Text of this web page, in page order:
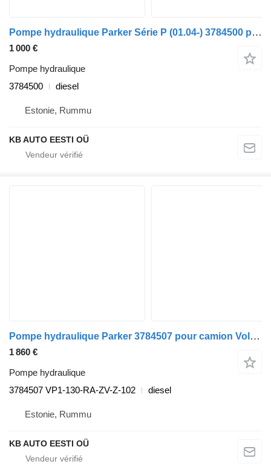
Pompe hydraulique Parker Série P (01.04-) 3784500 pour camion Scania P,G,R,T-series (2004-2017)
1 000 €
Pompe hydraulique
3784500
diesel
Estonie, Rummu
KB AUTO EESTI OÜ
Pompe hydraulique Parker 3784507 pour camion Volvo FL, FE (2005-2014)
1 860 €
Pompe hydraulique
3784507 VP1-130-RA-ZV-Z-102
diesel
Estonie, Rummu
KB AUTO EESTI OÜ